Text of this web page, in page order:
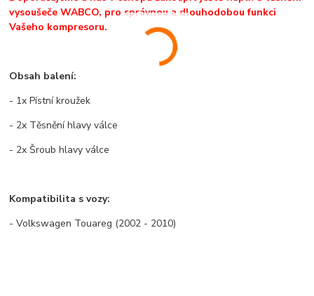
vysoušeče WABCO, pro správnou a dlouhodobou funkci
Vašeho kompresoru.
Obsah balení:
- 1x Pístní kroužek
- 2x Těsnění hlavy válce
- 2x Šroub hlavy válce
Kompatibilita s vozy:
- Volkswagen Touareg (2002 - 2010)